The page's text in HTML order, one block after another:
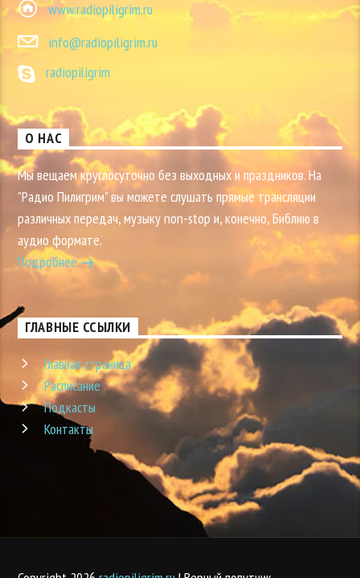
www.radiopiligrim.ru
info@radiopiligrim.ru
radiopiligrim
О НАС
Мы вещаем круглосуточно без выходных и праздников. На
"Радио Пилигрим" вы можете слушать прямые трансляции
различных передач, музыку non-stop и, конечно, Библию в
аудио формате.
Подробнее
ГЛАВНЫЕ ССЫЛКИ
Главная страница
Расписание
Подкасты
Контакты